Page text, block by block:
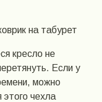
кресло не
Если у
можно
этого чехла